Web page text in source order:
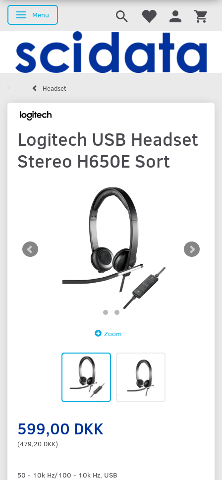
Skifte navigation
Menu
Headset
Logitech USB Headset
Stereo H650E Sort
Zoom
599,00 DKK
(479,20 DKK)
50 - 10k Hz/100 - 10k Hz, USB